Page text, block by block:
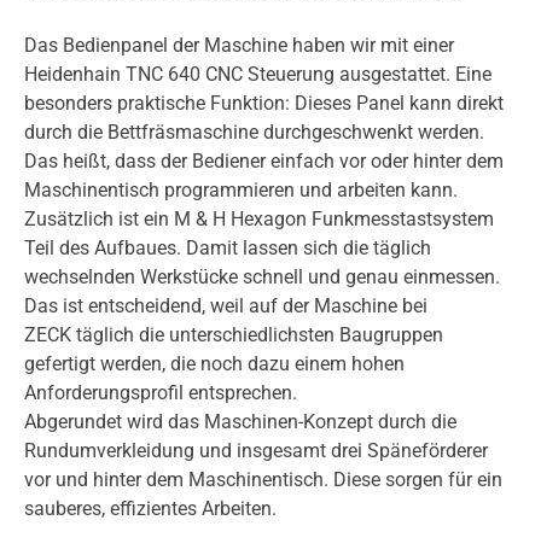
Das Bedienpanel der Maschine haben wir mit einer
Heidenhain TNC 640 CNC Steuerung ausgestattet. Eine
besonders praktische Funktion: Dieses Panel kann direkt
durch die Bettfräsmaschine durchgeschwenkt werden.
Das heißt, dass der Bediener einfach vor oder hinter dem
Maschinentisch programmieren und arbeiten kann.
Zusätzlich ist ein M & H Hexagon Funkmesstastsystem
Teil des Aufbaues. Damit lassen sich die täglich
wechselnden Werkstücke schnell und genau einmessen.
Das ist entscheidend, weil auf der Maschine bei
ZECK täglich die unterschiedlichsten Baugruppen
gefertigt werden, die noch dazu einem hohen
Anforderungsprofil entsprechen.
Abgerundet wird das Maschinen-Konzept durch die
Rundumverkleidung und insgesamt drei Späneförderer
vor und hinter dem Maschinentisch. Diese sorgen für ein
sauberes, effizientes Arbeiten.